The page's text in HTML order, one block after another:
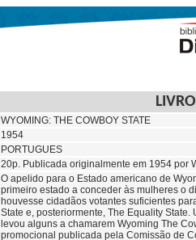
WYOMING: THE COWBOY STATE
1954
PORTUGUES
20p. Publicada originalmente em 1954 por
O apelido para o Estado americano de
primeiro estado a conceder às mulheres o
houvesse cidadãos votantes suficientes
State e, posteriormente, The Equality
levou alguns a chamarem Wyoming The
promocional publicada pela Comissão de